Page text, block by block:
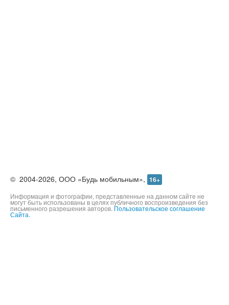
©2004-2026,ООО «Будь мобильным», 16+
Информация и фотографии, представленные на данном сайте не
могут быть использованы в целях публичного воспроизведения без